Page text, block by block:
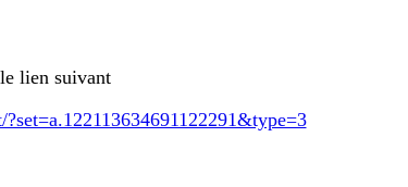
lien suivant